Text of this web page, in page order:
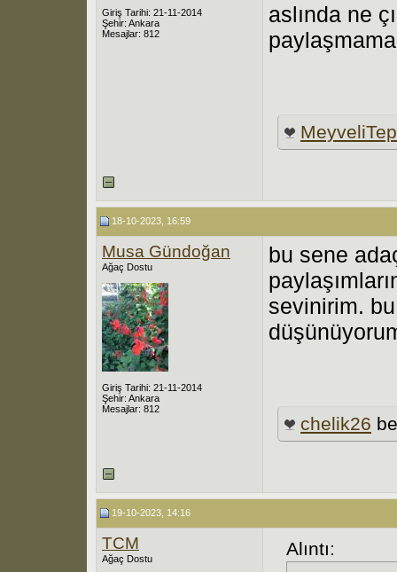
Giriş Tarihi: 21-11-2014
Şehir: Ankara
Mesajlar: 812
aslında ne
18-10-2023, 16:59
Musa Gündoğan
Ağaç Dostu
Giriş Tarihi: 21-11-2014
Şehir: Ankara
Mesajlar: 812
bu sene
sevinirim.
chelik26
19-10-2023, 14:16
TCM
Ağaç Dostu Alıntı: